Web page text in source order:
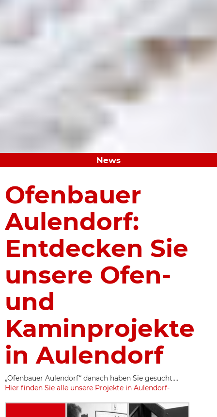
News
Ofenbauer
Aulendorf:
Entdecken Sie
unsere Ofen-
und
Kaminprojekte
in Aulendorf
„Ofenbauer Aulendorf“ danach haben Sie gesucht….
Hier finden Sie alle unsere Projekte in Aulendorf-